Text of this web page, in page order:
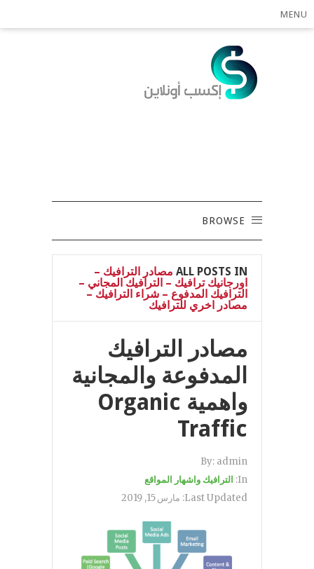
MENU
BROWSE
ALL POSTS IN مصادر الترافيك –
اورجانيك ترافيك – الترافيك المجاني –
الترافيك المدفوع – شراء الترافيك –
مصادر اخري للترافيك
مصادر الترافيك
المدفوعة والمجانية
واهمية Organic
Traffic
By: admin
In: الترافيك واشهار المواقع
Last Updated: مارس 15, 2019